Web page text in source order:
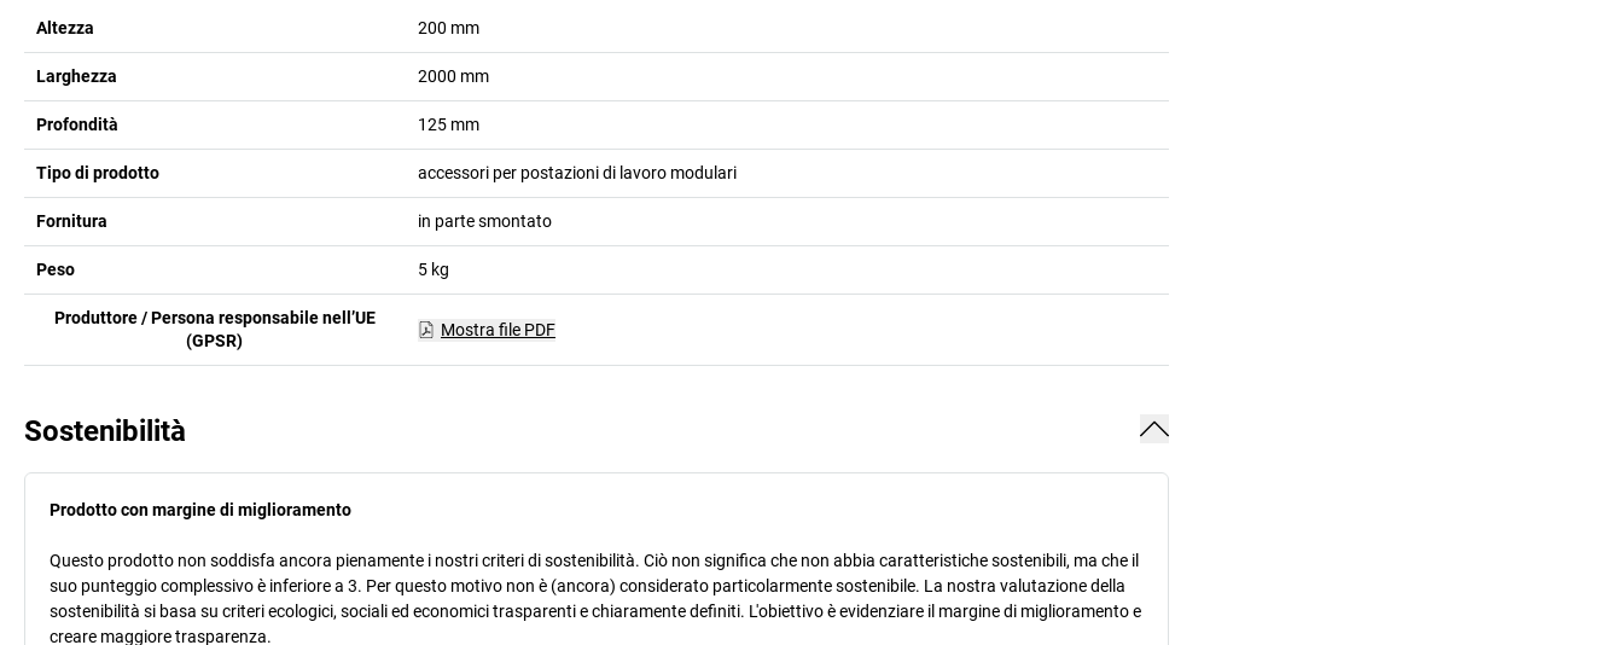
Altezza 200 mm
Larghezza 2000 mm
Profondità 125 mm
Tipo di prodotto accessori per postazioni di lavoro modulari
Fornitura in parte smontato
Peso 5 kg
Produttore / Persona responsabile nell’UE
(GPSR)
Mostra file PDF
Sostenibilità
Prodotto con margine di miglioramento
Questo prodotto non soddisfa ancora pienamente i nostri criteri di sostenibilità. Ciò non significa che non abbia caratteristiche sostenibili, ma che il
suo punteggio complessivo è inferiore a 3. Per questo motivo non è (ancora) considerato particolarmente sostenibile. La nostra valutazione della
sostenibilità si basa su criteri ecologici, sociali ed economici trasparenti e chiaramente definiti. L'obiettivo è evidenziare il margine di miglioramento e
creare maggiore trasparenza.